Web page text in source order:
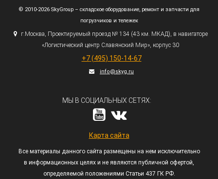
© 2010-2026 SkyGroup – складское оборудование, ремонт и запчасти для
погрузчиков и тележек
г.Москва, Проектируемый проезд № 134 (43км. МКАД), в навигаторе
«Логистический центр Славянский Мир», корпус 30
+7 (495) 150-14-67
info@skyg.ru
МЫ В СОЦИАЛЬНЫХ СЕТЯХ:
Карта сайта
Все материалы данного сайта размещены на нем исключительно
в информационных целях и не являются публичной офертой,
определяемой положениями Статьи 437 ГК РФ.